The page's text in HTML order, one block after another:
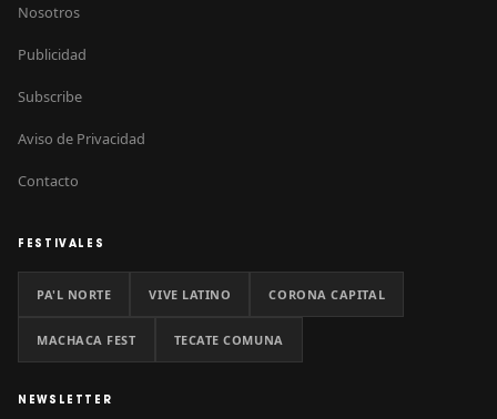
Nosotros
Publicidad
Subscribe
Aviso de Privacidad
Contacto
FESTIVALES
PA'L NORTE VIVE LATINO CORONA CAPITAL
MACHACA FEST TECATE COMUNA
NEWSLETTER